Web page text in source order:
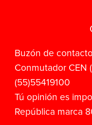
Buzón de contacto
Conmutador CEN
(55)55419100
Tú opinión es
República marca